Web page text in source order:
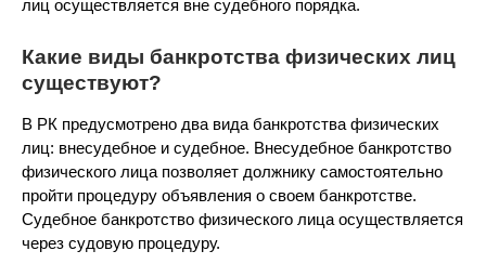
лиц осуществляется вне судебного порядка.
Какие виды банкротства физических лиц
существуют?
В РК предусмотрено два вида банкротства физических
лиц: внесудебное и судебное. Внесудебное банкротство
физического лица позволяет должнику самостоятельно
пройти процедуру объявления о своем банкротстве.
Судебное банкротство физического лица осуществляется
через судовую процедуру.